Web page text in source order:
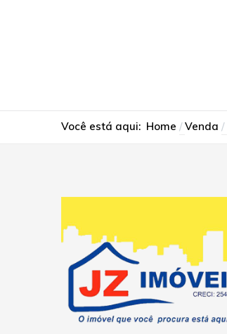
Você está aqui: Home Venda